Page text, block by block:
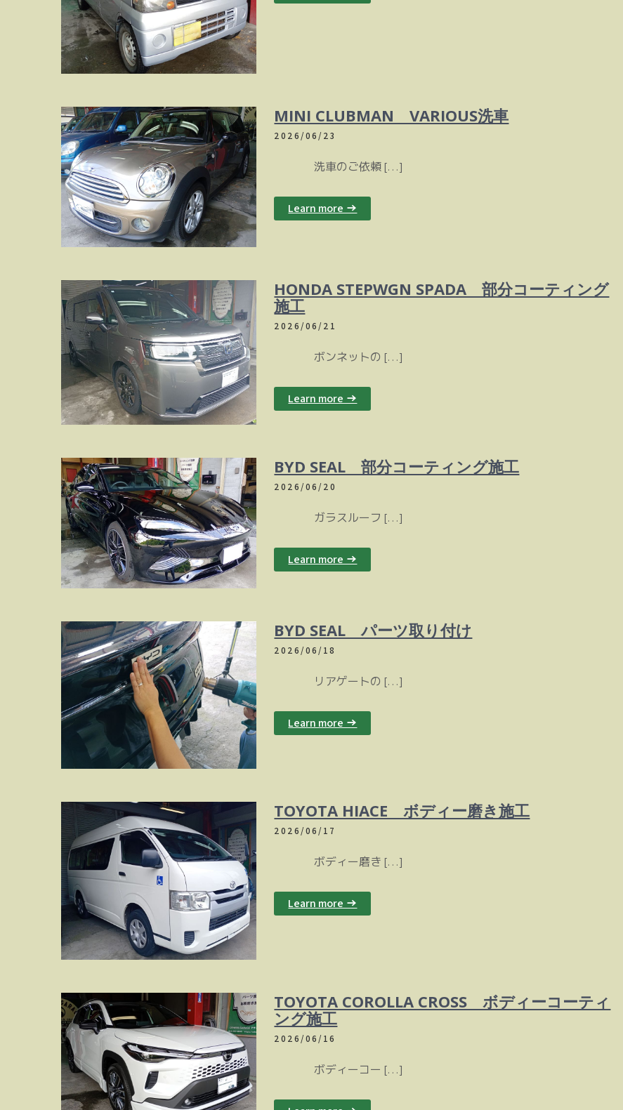
MINI CLUBMAN VARIOUS洗車
2026/06/23
洗車のご依頼 […]
Learn more →
HONDA STEPWGN SPADA 部分コーティング
施工
2026/06/21
ボンネットの […]
Learn more →
BYD SEAL 部分コーティング施工
2026/06/20
ガラスルーフ […]
Learn more →
BYD SEAL パーツ取り付け
2026/06/18
リアゲートの […]
Learn more →
TOYOTA HIACE ボディー磨き施工
2026/06/17
ボディー磨き […]
Learn more →
TOYOTA COROLLA CROSS ボディーコーティ
ング施工
2026/06/16
ボディーコー […]